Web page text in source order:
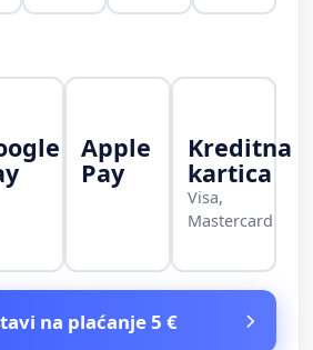
Apple
Pay
Kreditna
kartica
Visa,
Mastercard
na plaćanje 5 €